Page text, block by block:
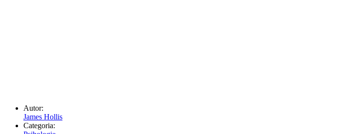
Autor:
James Hollis
Categoria: